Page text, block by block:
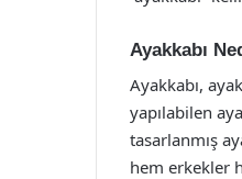
Ayakkabı
Ayakkabı,
yapılabilen
tasarlanmış
hem erkekler